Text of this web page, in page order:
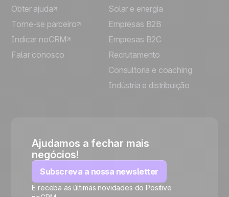
Obter ajuda
Torne-se parceiro
Indicar noCRM
Falar conosco
Solar e energia
Empresas B2B
Empresas B2C
Recrutamento
Consultoria e coaching
Indústria e distribuição
Ajudamos a fechar mais
negócios!
Subscreva a nossa newsletter
E receba as últimas novidades do Positive